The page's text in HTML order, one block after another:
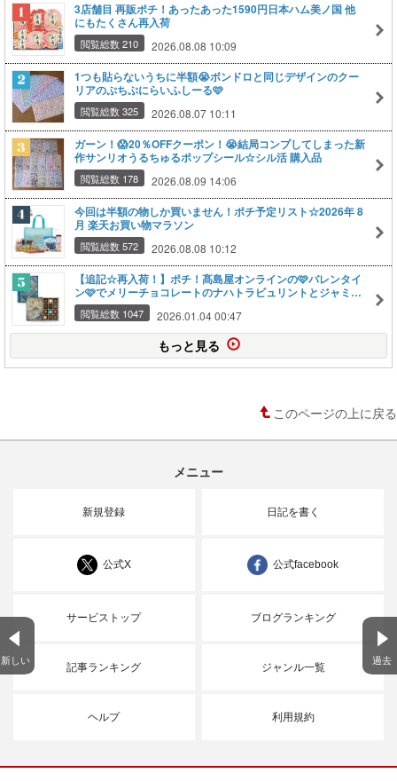
新しい 過去
3店舗目 再販ポチ！あったあった1590円日本ハム美ノ国 他
にもたくさん再入荷
閲覧総数 210 2026.08.08 10:09
1つも貼らないうちに半額😭ボンドロと同じデザインのクー
リアのぷちぷにらいふしーる🩷
閲覧総数 325 2026.08.07 10:11
ガーン！😱20％OFFクーポン！😭結局コンプしてしまった新
作サンリオうるちゅるポップシール☆シル活 購入品
閲覧総数 178 2026.08.09 14:06
今回は半額の物しか買いません！ポチ予定リスト☆2026年 8
月 楽天お買い物マラソン
閲覧総数 572 2026.08.08 10:12
【追記☆再入荷！】ポチ！髙島屋オンラインの🩷バレンタイ
ン🩷でメリーチョコレートのナハトラビュリントとジャミー
ラをゲット！😆
閲覧総数 1047 2026.01.04 00:47
もっと見る
このページの上に戻る
メニュー
新規登録 日記を書く
公式X 公式facebook
サービストップ ブログランキング
記事ランキング ジャンル一覧
ヘルプ 利用規約